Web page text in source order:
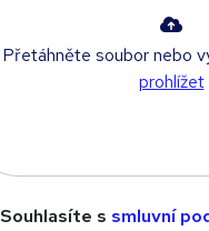
Přetáhněte soubor nebo
prohlížet
Souhlasíte s smluvní